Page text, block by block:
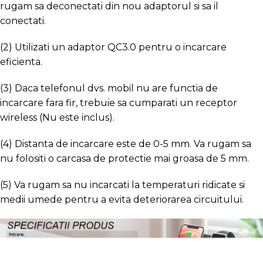
rugam sa deconectati din nou adaptorul si sa il
conectati.
(2) Utilizati un adaptor QC3.0 pentru o incarcare
eficienta.
(3) Daca telefonul dvs. mobil nu are functia de
incarcare fara fir, trebuie sa cumparati un receptor
wireless (Nu este inclus).
(4) Distanta de incarcare este de 0-5 mm. Va rugam sa
nu folositi o carcasa de protectie mai groasa de 5 mm.
(5) Va rugam sa nu incarcati la temperaturi ridicate si
medii umede pentru a evita deteriorarea circuitului.